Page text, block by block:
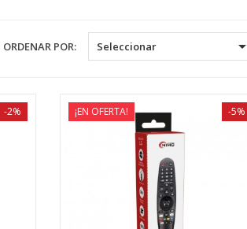
ORDENAR POR: Seleccionar 
-2% ¡EN OFERTA! -5%